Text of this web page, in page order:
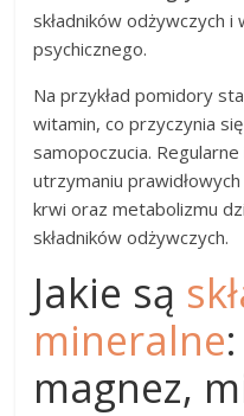
składników odżywczych
psychicznego.
Na przykład pomidory
witamin, co przyczynia
samopoczucia.
utrzymaniu
krwi oraz metabolizmu
składników odżywczych.
Jakie są
mineralne
magnez,